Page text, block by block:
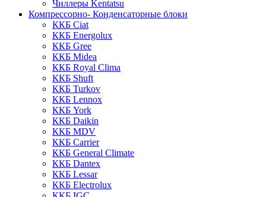
Чиллеры Kentatsu
Компрессорно- Конденсаторные блоки
ККБ Ciat
ККБ Energolux
ККБ Gree
ККБ Midea
ККБ Royal Clima
ККБ Shuft
ККБ Turkov
ККБ Lennox
ККБ York
ККБ Daikin
ККБ MDV
ККБ Carrier
ККБ General Climate
ККБ Dantex
ККБ Lessar
ККБ Electrolux